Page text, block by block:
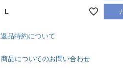
L
返品特約について
商品についてのお問い合わせ